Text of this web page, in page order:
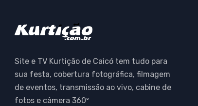
Site e TV Kurtição de Caicó tem tudo para
sua festa, cobertura fotográfica, filmagem
de eventos, transmissão ao vivo, cabine de
fotos e câmera 360º